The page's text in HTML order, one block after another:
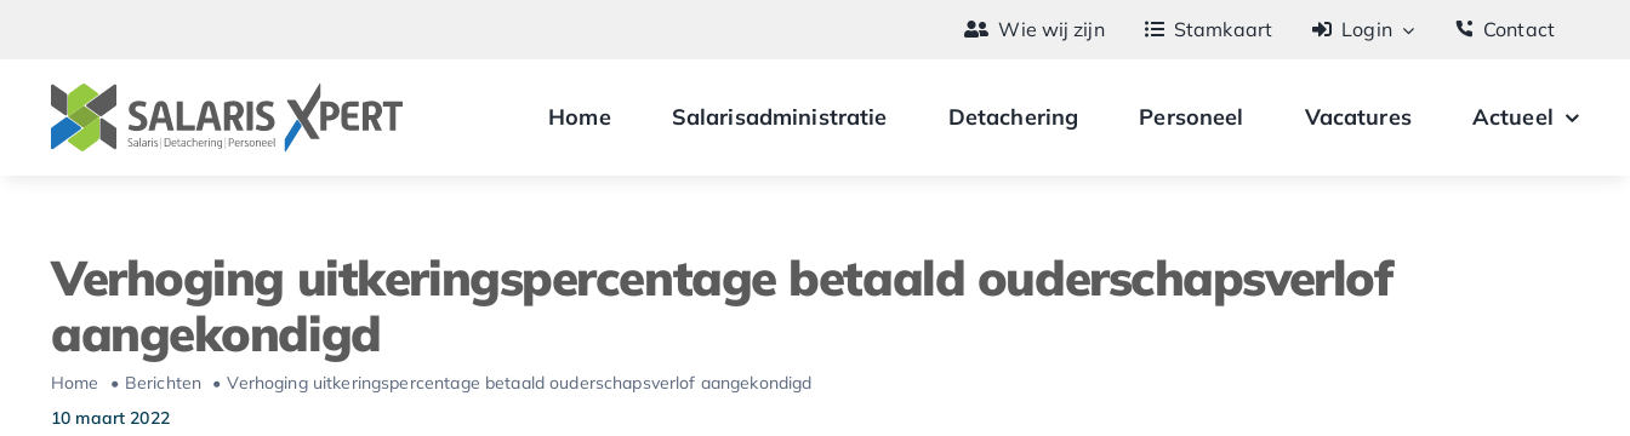
inhoud
Wie wij zijn Stamkaart Login Contact
Home Salarisadministratie Detachering Personeel Vacatures Actueel
Verhoging uitkeringspercentage betaald ouderschapsverlof
aangekondigd
Home Berichten
Verhoging uitkeringspercentage betaald ouderschapsverlof aangekondigd
10 maart 2022